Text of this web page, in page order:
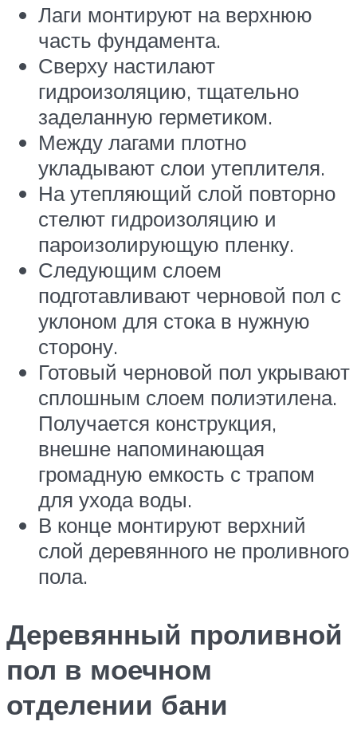
Лаги монтируют на верхнюю
часть фундамента.
Сверху настилают
гидроизоляцию, тщательно
заделанную герметиком.
Между лагами плотно
укладывают слои утеплителя.
На утепляющий слой повторно
стелют гидроизоляцию и
пароизолирующую пленку.
Следующим слоем
подготавливают черновой пол с
уклоном для стока в нужную
сторону.
Готовый черновой пол укрывают
сплошным слоем полиэтилена.
Получается конструкция,
внешне напоминающая
громадную емкость с трапом
для ухода воды.
В конце монтируют верхний
слой деревянного не проливного
пола.
Деревянный проливной
пол в моечном
отделении бани